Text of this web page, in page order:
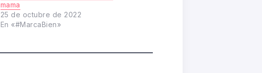
mama
25 de octubre de 2022
En «#MarcaBien»